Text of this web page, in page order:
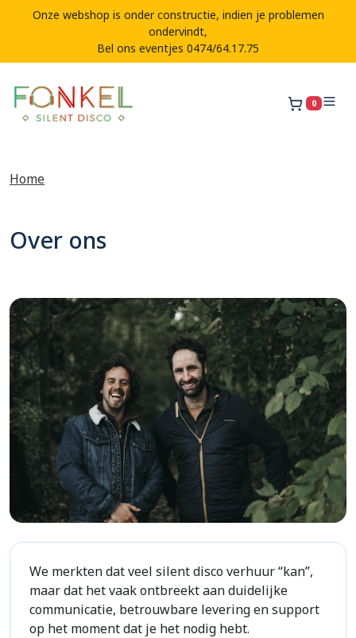
Onze webshop is onder constructie, indien je problemen
ondervindt,
Bel ons eventjes 0474/64.17.75
0
Home
Over ons
We merkten dat veel silent disco verhuur “kan”,
maar dat het vaak ontbreekt aan duidelijke
communicatie, betrouwbare levering en support
op het moment dat je het nodig hebt.